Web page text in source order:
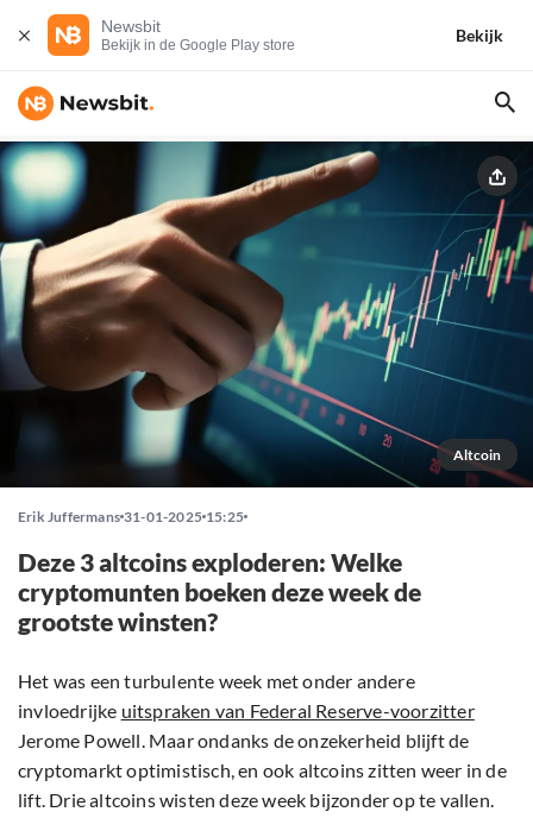
Newsbit
Bekijk in de Google Play store
Bekijk
Altcoin
Erik Juffermans 31-01-2025 15:25
Deze 3 altcoins exploderen: Welke
cryptomunten boeken deze week de
grootste winsten?
Het was een turbulente week met onder andere
invloedrijke uitspraken van Federal Reserve-voorzitter
Jerome Powell. Maar ondanks de onzekerheid blijft de
cryptomarkt optimistisch, en ook altcoins zitten weer in de
lift. Drie altcoins wisten deze week bijzonder op te vallen.